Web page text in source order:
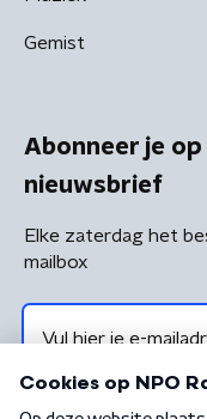
Gemist
Abonneer je
nieuwsbrief
Elke zaterdag het
mailbox